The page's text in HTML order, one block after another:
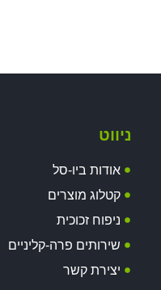
ניווט
אודות ביו-סל
קטלוג מוצרים
ניפוח זכוכית
שירותים פרה-קליניים
יצירת קשר